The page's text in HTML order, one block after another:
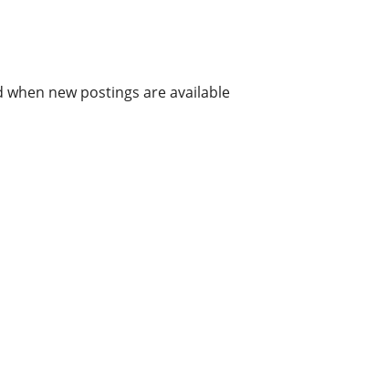
new postings are available